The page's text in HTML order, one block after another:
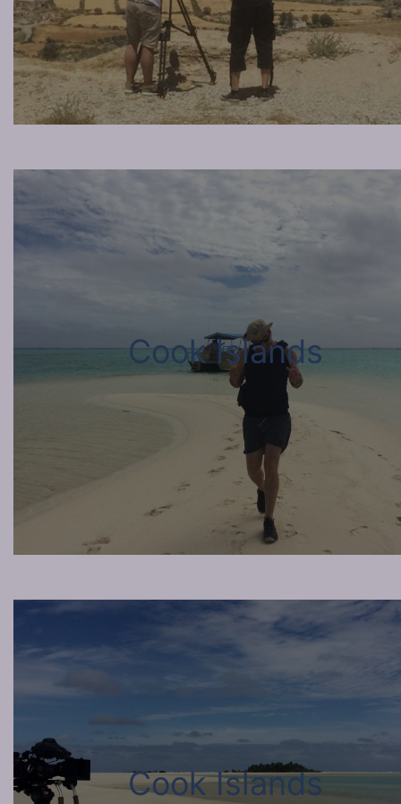
Cook Islands
Cook Islands